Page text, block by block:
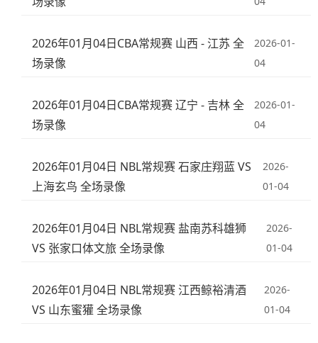
2026年01月04日CBA常规赛 山西 - 江苏 全
场录像
2026-01-
04
2026年01月04日CBA常规赛 辽宁 - 吉林 全
场录像
2026-01-
04
2026年01月04日 NBL常规赛 石家庄翔蓝 VS
上海玄鸟 全场录像
2026-
01-04
2026年01月04日 NBL常规赛 盐南苏科雄狮
VS 张家口体文旅 全场录像
2026-
01-04
2026年01月04日 NBL常规赛 江西鲸裕清酒
VS 山东蜜獾 全场录像
2026-
01-04